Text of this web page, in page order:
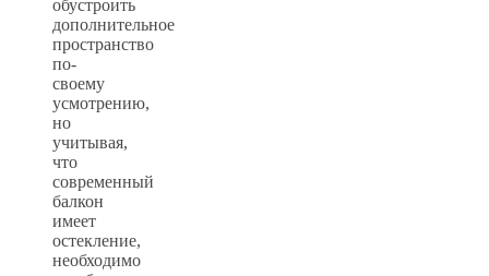
обустроить
дополнительное
пространство
по-
своему
усмотрению,
но
учитывая,
что
современный
балкон
имеет
остекление,
необходимо